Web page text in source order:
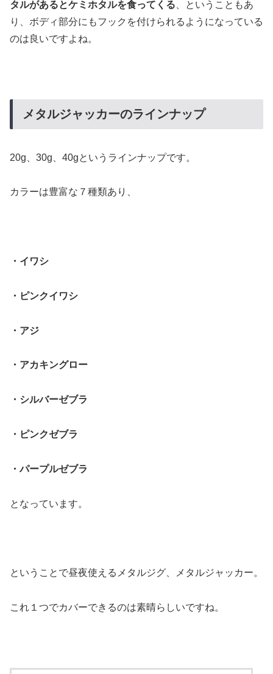
タルがあるとケミホタルを食ってくる 、ということもあ
り、ボディ部分にもフックを付けられるようになっている
のは良いですよね。
メタルジャッカーのラインナップ
20g、30g、40gというラインナップです。
カラーは豊富な７種類あり、
・イワシ
・ピンクイワシ
・アジ
・アカキングロー
・シルバーゼブラ
・ピンクゼブラ
・パープルゼブラ
となっています。
ということで昼夜使えるメタルジグ、メタルジャッカー。
これ１つでカバーできるのは素晴らしいですね。